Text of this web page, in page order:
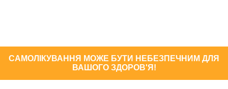
САМОЛІКУВАННЯ МОЖЕ БУТИ НЕБЕЗПЕЧНИМ ДЛЯ
ВАШОГО ЗДОРОВ'Я!